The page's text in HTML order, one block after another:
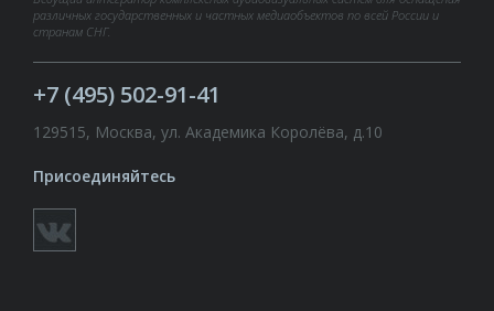
различных государственных и частных медиаобъектов по всей России и
странам СНГ.
+7 (495) 502-91-41
129515, Москва, ул. Академика Королёва, д.10
Присоединяйтесь